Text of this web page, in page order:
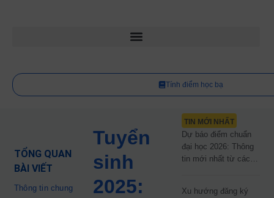
Tính điểm học bạ
TỔNG QUAN
BÀI VIẾT
Thông tin chung
Tuyển
sinh
2025:
TIN MỚI NHẤT
Dự báo điểm chuẩn
đại học 2026: Thông
tin mới nhất từ các
Xu hướng đăng ký